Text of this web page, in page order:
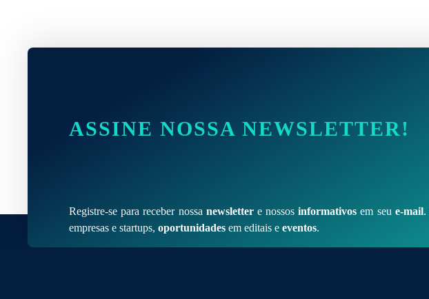
ASSINE NOSSA NEWSLETTER!
Registre-se para receber nossa newslettere nossosinformativos em seu e-mail.
empresas e startups, oportunidades em editais e eventos.